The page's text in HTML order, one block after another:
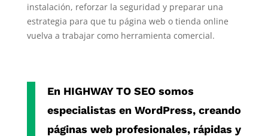
instalación, reforzar la seguridad y preparar una
estrategia para que tu página web o tienda online
vuelva a trabajar como herramienta comercial.
En HIGHWAY TO SEOsomos
especialistas en WordPress, creando
páginas web profesionales, rápidas y